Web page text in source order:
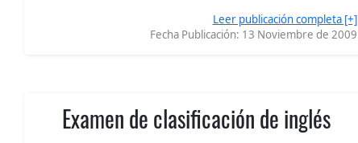
Leer publicación completa [+]
Fecha Publicación: 13 Noviembre de 2009
Examen de clasificación de inglés